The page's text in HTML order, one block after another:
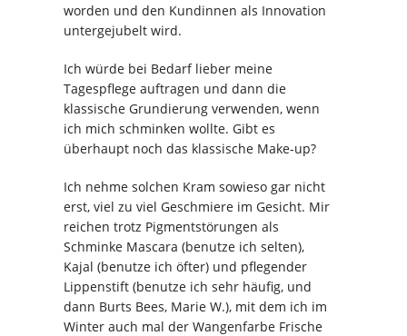
worden und den Kundinnen als Innovation
untergejubelt wird.
Ich würde bei Bedarf lieber meine
Tagespflege auftragen und dann die
klassische Grundierung verwenden, wenn
ich mich schminken wollte. Gibt es
überhaupt noch das klassische Make-up?
Ich nehme solchen Kram sowieso gar nicht
erst, viel zu viel Geschmiere im Gesicht. Mir
reichen trotz Pigmentstörungen als
Schminke Mascara (benutze ich selten),
Kajal (benutze ich öfter) und pflegender
Lippenstift (benutze ich sehr häufig, und
dann Burts Bees, Marie W.), mit dem ich im
Winter auch mal der Wangenfarbe Frische